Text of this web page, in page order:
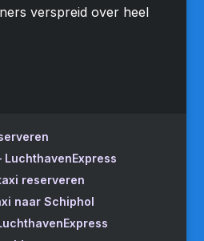
verspreid over heel
LuchthavenExpress
reserveren
naar Schiphol